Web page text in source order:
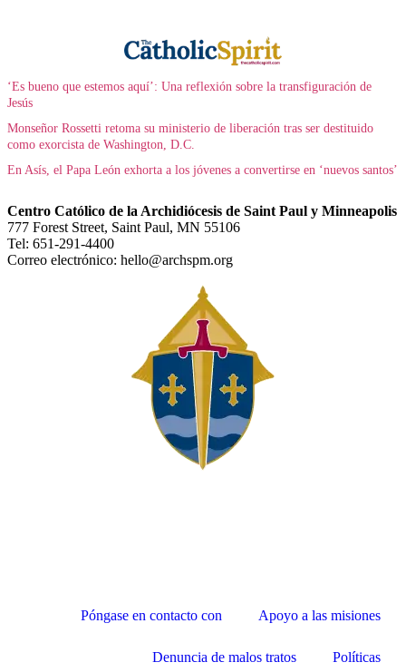
‘Es bueno que estemos aquí’: Una reflexión sobre la transfiguración de
Jesús
Monseñor Rossetti retoma su ministerio de liberación tras ser destituido
como exorcista de Washington, D.C.
En Asís, el Papa León exhorta a los jóvenes a convertirse en ‘nuevos santos’
Centro Católico de la Archidiócesis de Saint Paul y Minneapolis
777 Forest Street, Saint Paul, MN 55106
Tel: 651-291-4400
Correo electrónico: hello@archspm.org
Póngase en contacto con Apoyo a las misiones
Denuncia de malos tratos Políticas